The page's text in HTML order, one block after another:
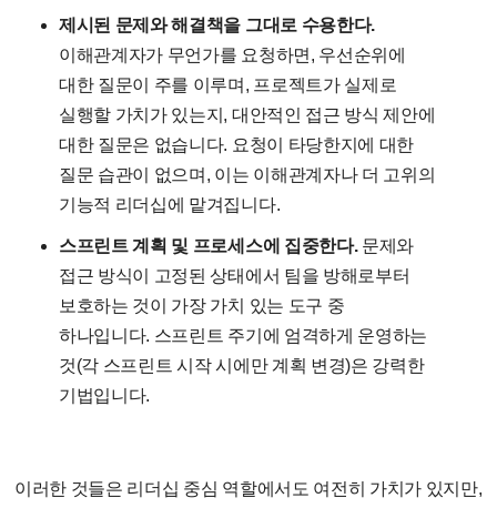
제시된 문제와 해결책을 그대로 수용한다.
이해관계자가 무언가를 요청하면, 우선순위에
대한 질문이 주를 이루며, 프로젝트가 실제로
실행할 가치가 있는지, 대안적인 접근 방식 제안에
대한 질문은 없습니다. 요청이 타당한지에 대한
질문 습관이 없으며, 이는 이해관계자나 더 고위의
기능적 리더십에 맡겨집니다.
스프린트 계획 및 프로세스에 집중한다.문제와
접근 방식이 고정된 상태에서 팀을 방해로부터
보호하는 것이 가장 가치 있는 도구 중
하나입니다. 스프린트 주기에 엄격하게 운영하는
것(각 스프린트 시작 시에만 계획 변경)은 강력한
기법입니다.
이러한 것들은 리더십 중심 역할에서도 여전히 가치가 있지만,